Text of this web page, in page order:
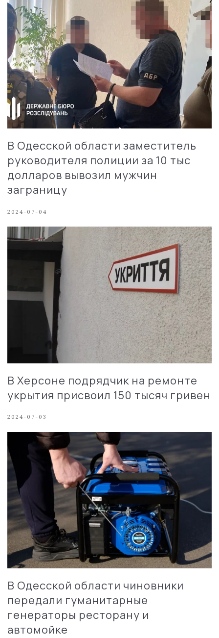
В Одесской области заместитель
руководителя полиции за 10 тыс
долларов вывозил мужчин
заграницу
2024-07-04
В Херсоне подрядчик на ремонте
укрытия присвоил 150 тысяч гривен
2024-07-03
В Одесской области чиновники
передали гуманитарные
генераторы ресторану и
автомойке